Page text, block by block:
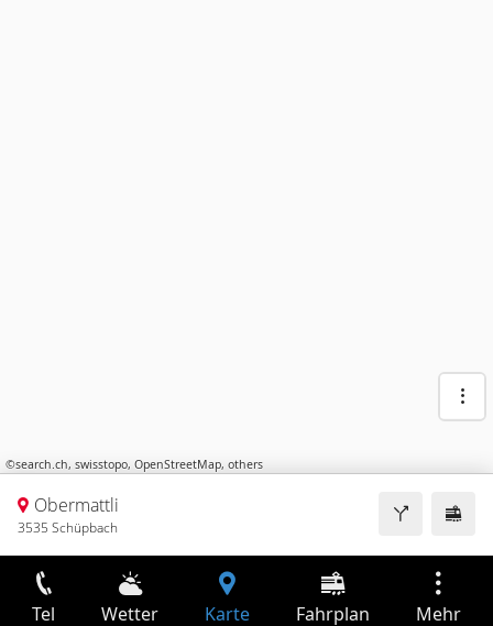
©search.ch, swisstopo, OpenStreetMap, others
Obermattli
3535 Schüpbach
Tel Wetter Karte Fahrplan Mehr